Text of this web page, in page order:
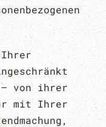
Ihrer
– von ihrer
mit Ihrer